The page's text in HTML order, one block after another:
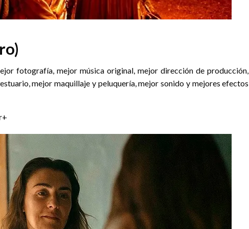
fotografía, mejor música original, mejor dirección de producción,
mejor maquillaje y peluquería, mejor sonido y mejores efectos